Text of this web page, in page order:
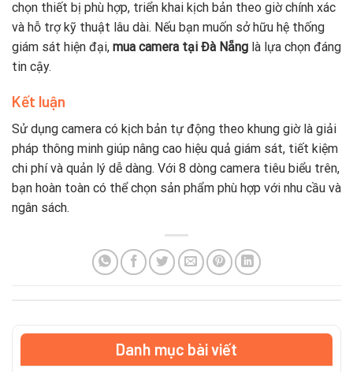
chọn thiết bị phù hợp, triển khai kịch bản theo giờ chính xác
và hỗ trợ kỹ thuật lâu dài. Nếu bạn muốn sở hữu hệ thống
giám sát hiện đại, mua camera tại Đà Nẵng là lựa chọn đáng
tin cậy.
Kết luận
Sử dụng camera có kịch bản tự động theo khung giờ là giải
pháp thông minh giúp nâng cao hiệu quả giám sát, tiết kiệm
chi phí và quản lý dễ dàng. Với 8 dòng camera tiêu biểu trên,
bạn hoàn toàn có thể chọn sản phẩm phù hợp với nhu cầu và
ngân sách.
Danh mục bài viết